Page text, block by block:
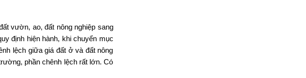
vườn, ao, đất nông nghiệp sang
định hiện hành, khi chuyển mục
lệch giữa giá đất ở và đất nông
phần chênh lệch rất lớn. Có